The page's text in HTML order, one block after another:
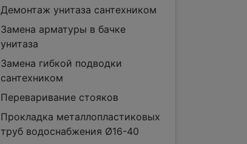
Демонтаж унитаза сантехником
Замена арматуры в бачке
унитаза
Замена гибкой подводки
сантехником
Переваривание стояков
Прокладка металлопластиковых
труб водоснабжения Ø16-40